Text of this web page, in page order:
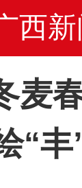
西新
麦
“丰